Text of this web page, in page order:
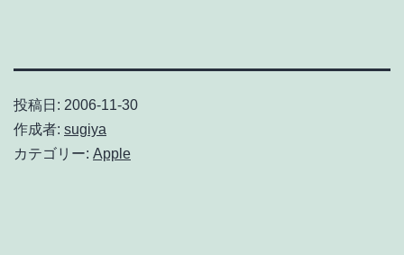
投稿日: 2006-11-30
作成者: sugiya
カテゴリー: Apple